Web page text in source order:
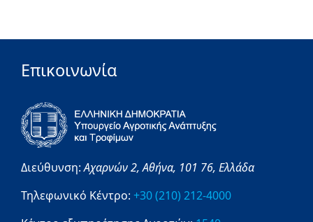
Επικοινωνία
Διεύθυνση:Αχαρνών 2,Αθήνα, 101 76, Ελλάδα
Τηλεφωνικό Κέντρο: +30 (210) 212-4000